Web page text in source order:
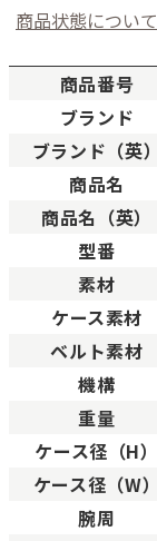
商品状態につい
新品
新品状態
未使用
展示品
SAランク
未使用
態の商品
僅かな
ABランク 少々使
態の良
一般的
い商品。
とても
合があ
Cランク 色濃く
す。
商品番号
ブランド
ブランド（英）
商品名
商品名（英）
型番
素材
ケース素材
ベルト素材
機構
重量
ケース径（H）
ケース径（W）
腕周